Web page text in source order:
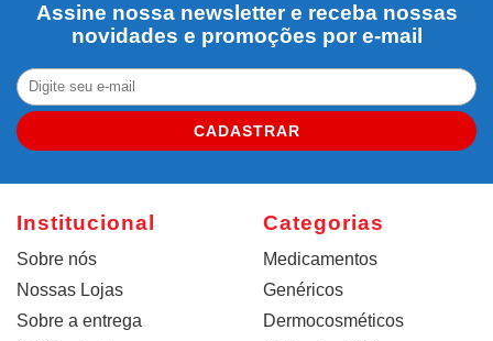
Assine nossa newsletter e receba nossas
novidades e promoções por e-mail
CADASTRAR
Institucional
Sobre nós
Nossas Lojas
Sobre a entrega
Categorias
Medicamentos
Genéricos
Dermocosméticos